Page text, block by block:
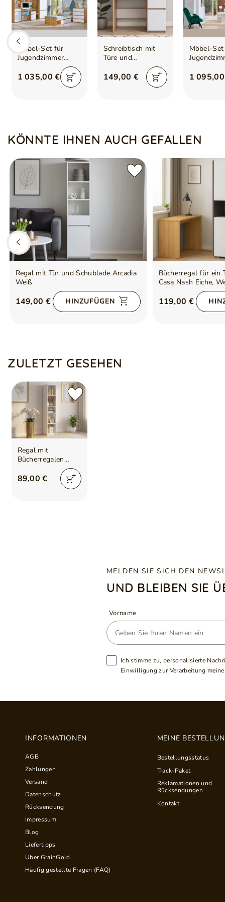
Kanten mit strapazierfähigem PCV-Umleimer geschützt
Schubladen mit kugelgelagerten Vollauszugsschienen
Lieferung als Selbstbaumöbel
Montageanleitung im Lieferumfang enthalten
Maßtoleranz bis zu ±5 cm möglich
Farben können je nach Bildschirmeinstellungen leicht
Möbel-Set für
Jugendzimmer
Wotan, Weiß
1 035,00 €
Schreibtisch mit
Türe und
Schublade Eiche
Wotan, Weiß
149,00 €
Möbel-
1
KÖNNTE IHNEN AUCH GEFALLEN
Regal mit Tür und Schublade Arcadia
Weiß
149,00 € HINZUFÜGEN
Bücherregal für ein
Casa Nash Eiche,
119,00 €
ZULETZT GESEHEN
Regal mit
Bücherregalen
Arcadia Weiß
89,00 €
MELDEN SIE SICH DEN
UND BLEIBEN SIE
Vorname
Ich stimme zu, personalisierte
Einwilligung zur Verarbeitung
INFORMATIONEN
AGB
Zahlungen
Versand
Datenschutz
Rücksendung
Impressum
Blog
Liefertipps
Über GrainGold
Häufig gestellte Fragen (FAQ)
MEINE
Bestellungsstatus
Track-Paket
Reklamationen und
Rücksendungen
Kontakt